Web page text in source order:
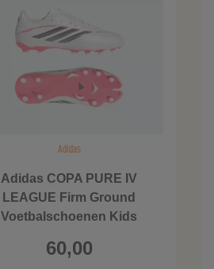
Adidas
Adidas COPA PURE IV
LEAGUE Firm Ground
Voetbalschoenen Kids
60,00